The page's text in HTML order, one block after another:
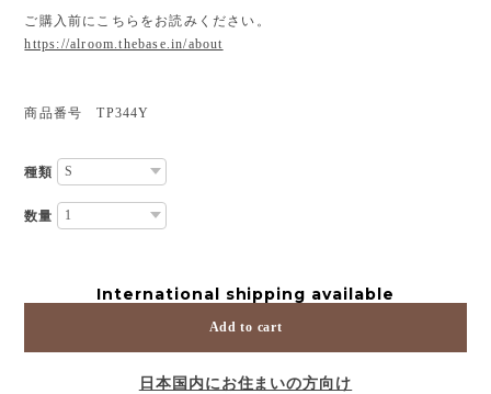
ご購入前にこちらをお読みください。
https://alroom.thebase.in/about
商品番号 TP344Y
種類
数量
International shipping available
Add to cart
日本国内にお住まいの方向け